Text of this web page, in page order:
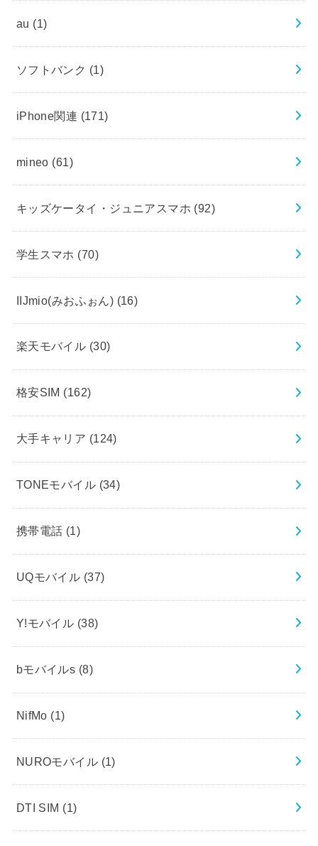
au (1)
ソフトバンク (1)
iPhone関連 (171)
mineo (61)
キッズケータイ・ジュニアスマホ (92)
学生スマホ (70)
IIJmio(みおふぉん) (16)
楽天モバイル (30)
格安SIM (162)
大手キャリア (124)
TONEモバイル (34)
携帯電話 (1)
UQモバイル (37)
Y!モバイル (38)
bモバイルs (8)
NifMo (1)
NUROモバイル (1)
DTI SIM (1)